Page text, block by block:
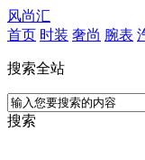
风尚汇
首页 时装 奢尚 腕表
搜索全站
搜索